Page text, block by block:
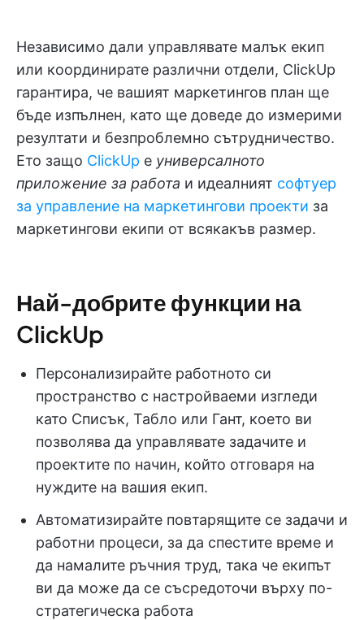
Независимо дали управлявате малък екип
или координирате различни отдели, ClickUp
гарантира, че вашият маркетингов план ще
бъде изпълнен, като ще доведе до измерими
резултати и безпроблемно сътрудничество.
Ето защо ClickUp е универсалното
приложение за работа и идеалният софтуер
за управление на маркетингови проекти за
маркетингови екипи от всякакъв размер.
Най-добрите функции на
ClickUp
Персонализирайте работното си
пространство с настройваеми изгледи
като Списък, Табло или Гант, което ви
позволява да управлявате задачите и
проектите по начин, който отговаря на
нуждите на вашия екип.
Автоматизирайте повтарящите се задачи и
работни процеси, за да спестите време и
да намалите ръчния труд, така че екипът
ви да може да се съсредоточи върху по-
стратегическа работа